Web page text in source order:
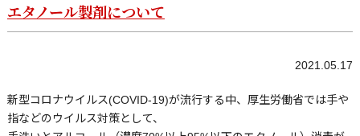
エタノール製剤について
2021.05.17
新型コロナウイルス(COVID-19)が流行する中、厚生労働省では手や
指などのウイルス対策として、